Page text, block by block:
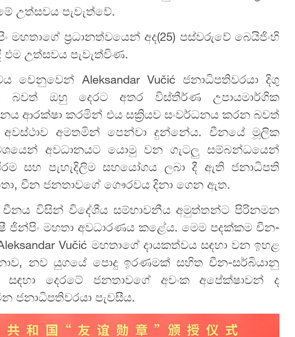
උත්සවය පැවැත්වේ.
මහතාගේ ප්‍රධානත්වයෙන් අද(25) පස්වරුවේ බෙයිජිංහි
එම උත්සවය පැවැත්විණ.
වෙනුවෙන් Aleksandar Vučić ජනාධිපතිවරයා දිගු
ඔහු දෙරට අතර විස්තීර්ණ උපායමාර්ගික
ආරක්ෂා කරමින් එය සක්‍රියව සංවර්ධනය කරන බවත්
අවස්ථාව අමතමින් පෙන්වා දුන්නේය. චීනයේ මූලික
අවධානයට යොමු වන ගැටලු සම්බන්ධයෙන්
සහ පැහැදිලිම සහයෝගය ලබා දී ඇති ජනාධිපති
චීන ජනතාවගේ ගෞරවය දිනා ගෙන ඇත.
චීනය විසින් විදේශීය සම්භාවනීය අමුත්තන්ට පිරිනමන
ජින්පිං මහතා අවධාරණය කළේය. මෙම පදක්කම චීන-
Vučić මහතාගේ දායකත්වය සඳහා වන ඉහළ
නව යුගයේ පොදු ඉරණමක් සහිත චීන-සර්බියානු
සඳහා දෙරටේ ජනතාවගේ අවංක අපේක්ෂාවන් ද
පැවසීය.